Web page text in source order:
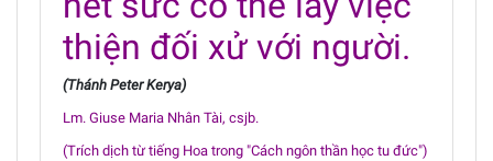
thiện đối xử với người.
(Thánh Peter Kerya)
Lm. Giuse Maria Nhân Tài, csjb.
(Trích dịch từ tiếng Hoa trong "Cách ngôn thần học tu đức")